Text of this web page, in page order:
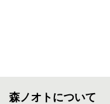
森ノオトについて